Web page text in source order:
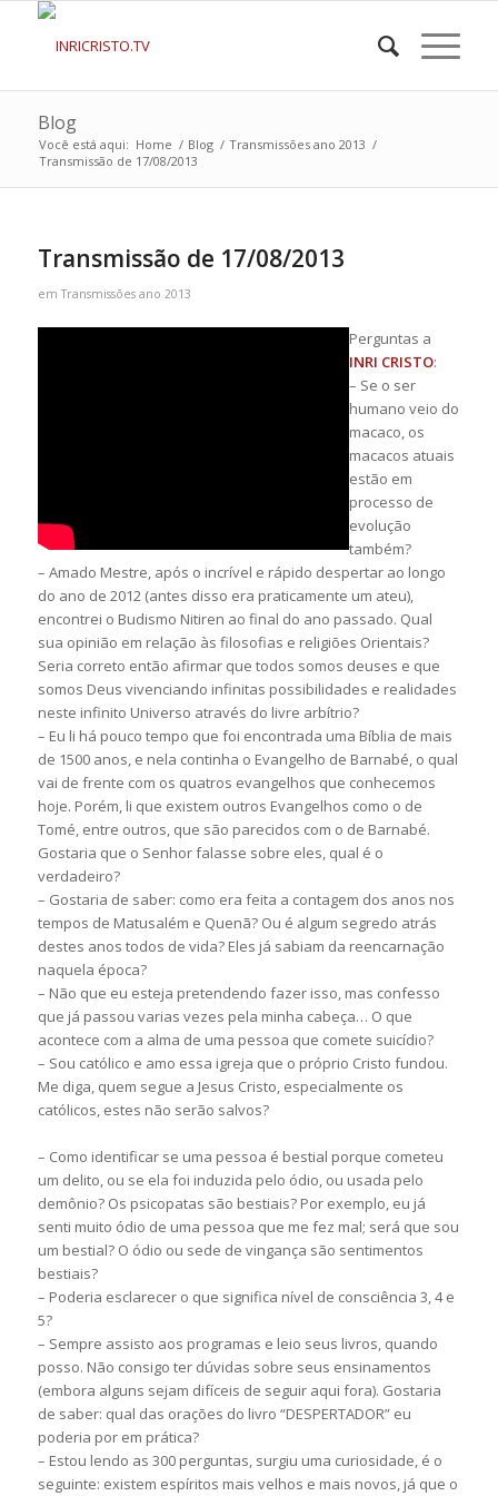
Blog
Você está aqui: Home / Blog / Transmissões ano 2013 /
Transmissão de 17/08/2013
Transmissão de 17/08/2013
emTransmissões ano 2013
Perguntas a
INRI CRISTO:
– Se o ser
humano veio do
macaco, os
macacos atuais
estão em
processo de
evolução
também?
– Amado Mestre, após o incrível e rápido despertar ao longo
do ano de 2012 (antes disso era praticamente um ateu),
encontrei o Budismo Nitiren ao final do ano passado. Qual
sua opinião em relação às filosofias e religiões Orientais?
Seria correto então afirmar que todos somos deuses e que
somos Deus vivenciando infinitas possibilidades e realidades
neste infinito Universo através do livre arbítrio?
– Eu li há pouco tempo que foi encontrada uma Bíblia de mais
de 1500 anos, e nela continha o Evangelho de Barnabé, o qual
vai de frente com os quatros evangelhos que conhecemos
hoje. Porém, li que existem outros Evangelhos como o de
Tomé, entre outros, que são parecidos com o de Barnabé.
Gostaria que o Senhor falasse sobre eles, qual é o
verdadeiro?
– Gostaria de saber: como era feita a contagem dos anos nos
tempos de Matusalém e Quenã? Ou é algum segredo atrás
destes anos todos de vida? Eles já sabiam da reencarnação
naquela época?
– Não que eu esteja pretendendo fazer isso, mas confesso
que já passou varias vezes pela minha cabeça… O que
acontece com a alma de uma pessoa que comete suicídio?
– Sou católico e amo essa igreja que o próprio Cristo fundou.
Me diga, quem segue a Jesus Cristo, especialmente os
católicos, estes não serão salvos?
– Como identificar se uma pessoa é bestial porque cometeu
um delito, ou se ela foi induzida pelo ódio, ou usada pelo
demônio? Os psicopatas são bestiais? Por exemplo, eu já
senti muito ódio de uma pessoa que me fez mal; será que sou
um bestial? O ódio ou sede de vingança são sentimentos
bestiais?
– Poderia esclarecer o que significa nível de consciência 3, 4 e
5?
– Sempre assisto aos programas e leio seus livros, quando
posso. Não consigo ter dúvidas sobre seus ensinamentos
(embora alguns sejam difíceis de seguir aqui fora). Gostaria
de saber: qual das orações do livro “DESPERTADOR” eu
poderia por em prática?
– Estou lendo as 300 perguntas, surgiu uma curiosidade, é o
seguinte: existem espíritos mais velhos e mais novos, já que o